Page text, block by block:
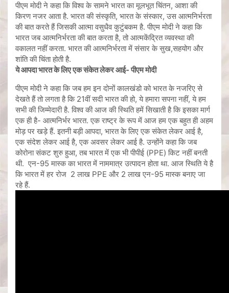
पीएम मोदी ने कहा कि विश्व के सामने भारत का मूलभूत चिंतन, आशा की
किरण नजर आता है. भारत की संस्कृति, भारत के संस्कार, उस आत्मनिर्भरता
की बात करते हैं जिसकी आत्मा वसुधैव कुटुंबकम है. पीएम मोदी ने कहा कि
भारत जब आत्मनिर्भरता की बात करता है, तो आत्मकेंद्रित व्यवस्था की
वकालत नहीं करता. भारत की आत्मनिर्भरता में संसार के सुख,सहयोग और
शांति की चिंता होती है.
ये आपदा भारत के लिए एक संकेत लेकर आई- पीएम मोदी
पीएम मोदी ने कहा कि जब हम इन दोनों कालखंडो को भारत के नजरिए से
देखते हैं तो लगता है कि 21वीं सदी भारत की हो, ये हमारा सपना नहीं, ये हम
सभी की जिम्मेदारी है. विश्व की आज की स्थिति हमें सिखाती है कि इसका मार्ग
एक ही है- आत्मनिर्भर भारत. एक राष्ट्र के रूप में आज हम एक बहुत ही अहम
मोड़ पर खड़े हैं. इतनी बड़ी आपदा, भारत के लिए एक संकेत लेकर आई है,
एक संदेश लेकर आई है, एक अवसर लेकर आई है. उन्होंने कहा कि जब
कोरोना संकट शुरु हुआ, तब भारत में एक भी पीपीई (PPE) किट नहीं बनती
थी. एन-95 मास्क का भारत में नाममात्र उत्पादन होता था. आज स्थिति ये है
कि भारत में हर रोज 2 लाख PPE और 2 लाख एन-95 मास्क बनाए जा
रहे हैं.